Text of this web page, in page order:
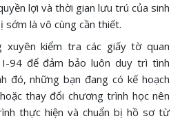
lợi và thời gian lưu trú của sinh
sớm là vô cùng cần thiết.
xuyên kiểm tra các giấy tờ quan
94 để đảm bảo luôn duy trì tình
đó, những bạn đang có kế hoạch
thay đổi chương trình học nên
thực hiện và chuẩn bị hồ sơ từ